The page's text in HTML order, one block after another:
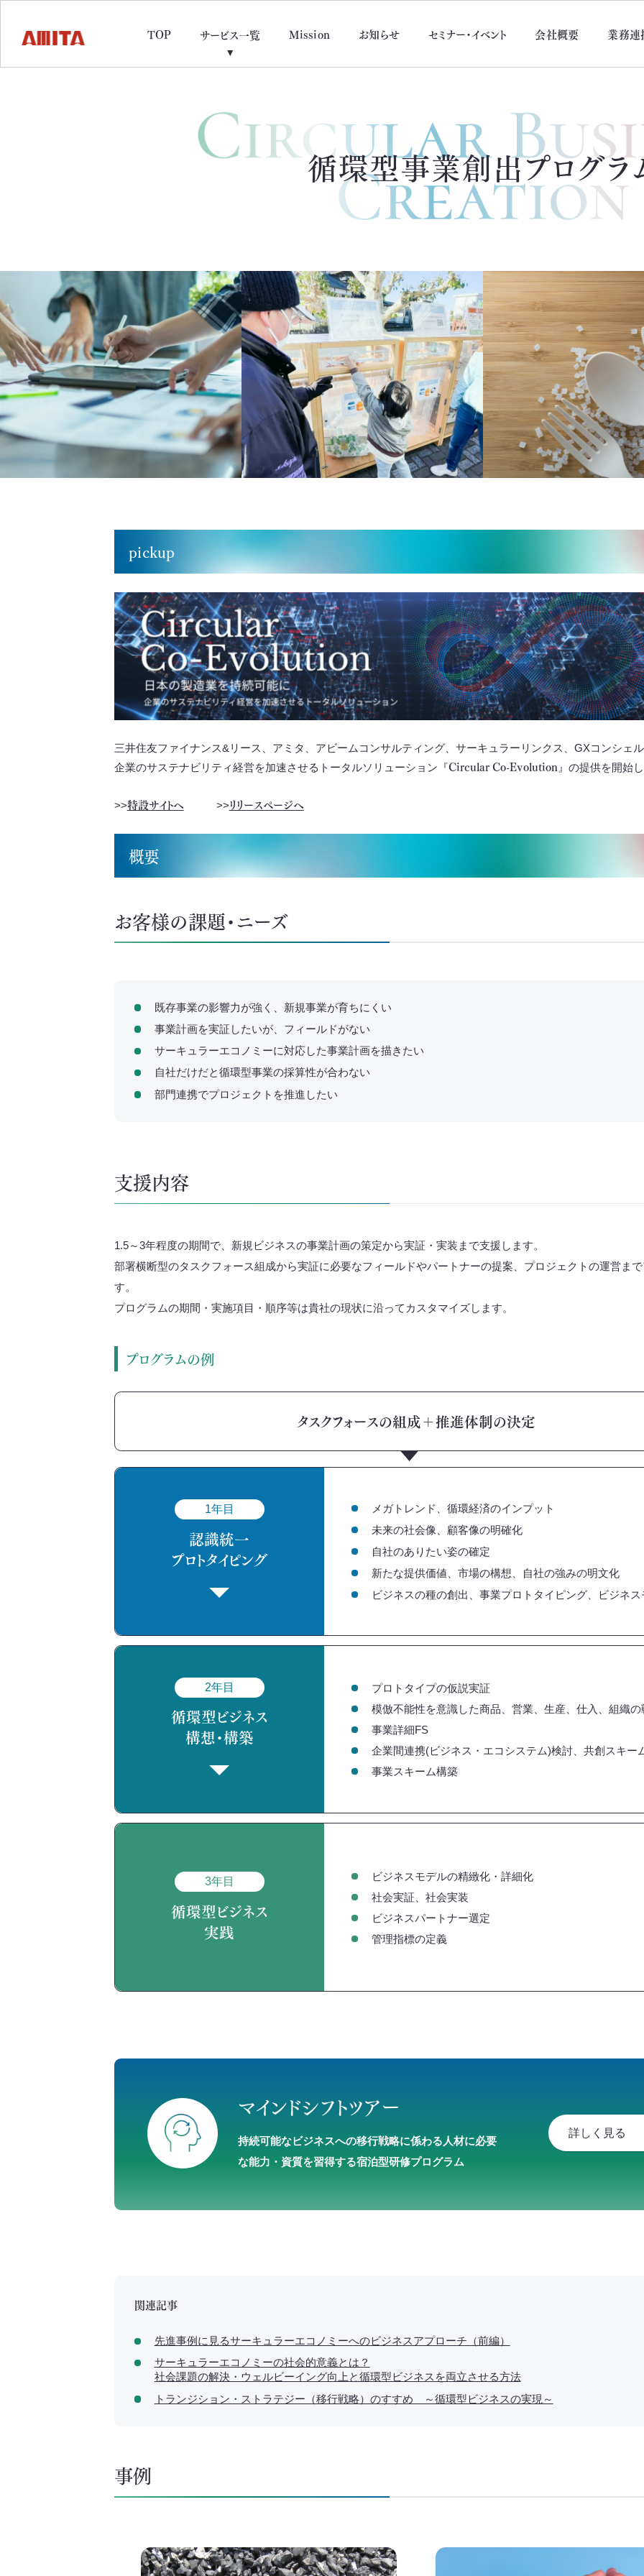
TOP サービス一覧 Mission お知らせ セミナー・イベント 会社概要 業務連
循環型事業創出プログラ
pickup
三井住友ファイナンス&リース、アミタ、アビームコンサルティング、サーキュラーリンクス、GXコンシェル
企業のサステナビリティ経営を加速させるトータルソリューション『Circular Co-Evolution 』の提供を開始し
>>特設サイトへ >>リリースページへ
概要
お客様の課題・ニーズ
既存事業の影響力が強く、新規事業が育ちにくい
事業計画を実証したいが、フィールドがない
サーキュラーエコノミーに対応した事業計画を描きたい
自社だけだと循環型事業の採算性が合わない
部門連携でプロジェクトを推進したい
支援内容
1.5～3年程度の期間で、新規ビジネスの事業計画の策定から実証・実装まで支援します。
部署横断型のタスクフォース組成から実証に必要なフィールドやパートナーの提案、プロジェクトの運営ま
す。
プログラムの期間・実施項目・順序等は貴社の現状に沿ってカスタマイズします。
プログラムの例
タスクフォースの組成＋推進体制の決定
1年目
認識統一
プロトタイピング
メガトレンド、循環経済のインプット
未来の社会像、顧客像の明確化
自社のありたい姿の確定
新たな提供価値、市場の構想、自社の強みの明文化
ビジネスの種の創出、事業プロトタイピング、
ビジネ
2年目
循環型ビジネス
構想・構築
プロトタイプの仮説実証
模倣不能性を意識した商品、営業、生産、仕入、組織の
事業詳細FS
企業間連携(ビジネス・エコシステム)検討、共創スキー
事業スキーム構築
3年目
循環型ビジネス
実践
ビジネスモデルの精緻化・詳細化
社会実証、社会実装
ビジネスパートナー選定
管理指標の定義
マインドシフトツアー
持続可能なビジネスへの移行戦略に係わる人材に必要
な能力・資質を習得する宿泊型研修プログラム
詳しく見る
関連記事
先進事例に見るサーキュラーエコノミーへのビジネスアプローチ（前編）
サーキュラーエコノミーの社会的意義とは？
社会課題の解決・ウェルビーイング向上と循環型ビジネスを両立させる方法
トランジション・ストラテジー（移行戦略）のすすめ ～循環型ビジネスの実現～
事例